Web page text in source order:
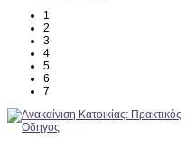
1
2
3
4
5
6
7